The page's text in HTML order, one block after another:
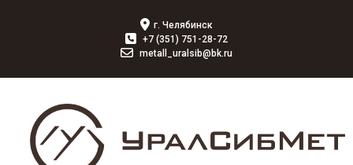
г. Челябинск
+7 (351) 751-28-72
metall_uralsib@bk.ru